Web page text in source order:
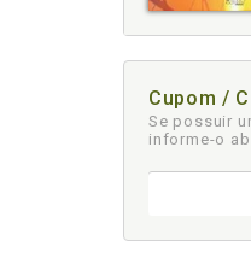
Cupom /
Se possuir
informe-o